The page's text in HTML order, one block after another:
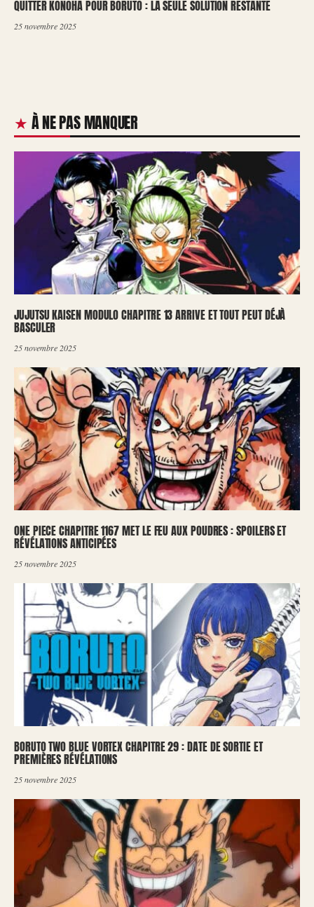
QUITTER KONOHA POUR BORUTO : LA SEULE SOLUTION RESTANTE
25 novembre 2025
À NE PAS MANQUER
JUJUTSU KAISEN MODULO CHAPITRE 13 ARRIVE ET TOUT PEUT DÉJÀ
BASCULER
25 novembre 2025
ONE PIECE CHAPITRE 1167 MET LE FEU AUX POUDRES : SPOILERS ET
RÉVÉLATIONS ANTICIPÉES
25 novembre 2025
BORUTO TWO BLUE VORTEX CHAPITRE 29 : DATE DE SORTIE ET
PREMIÈRES RÉVÉLATIONS
25 novembre 2025